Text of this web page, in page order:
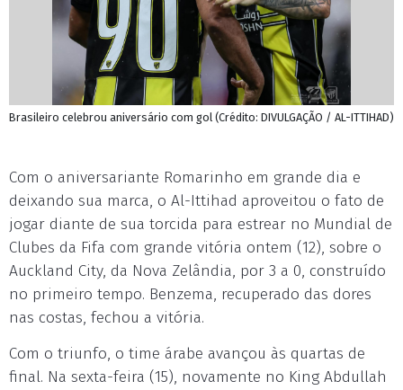
Brasileiro celebrou aniversário com gol (Crédito: DIVULGAÇÃO / AL-ITTIHAD)
Com o aniversariante Romarinho em grande dia e
deixando sua marca, o Al-Ittihad aproveitou o fato de
jogar diante de sua torcida para estrear no Mundial de
Clubes da Fifa com grande vitória ontem (12), sobre o
Auckland City, da Nova Zelândia, por 3 a 0, construído
no primeiro tempo. Benzema, recuperado das dores
nas costas, fechou a vitória.
Com o triunfo, o time árabe avançou às quartas de
final. Na sexta-feira (15), novamente no King Abdullah